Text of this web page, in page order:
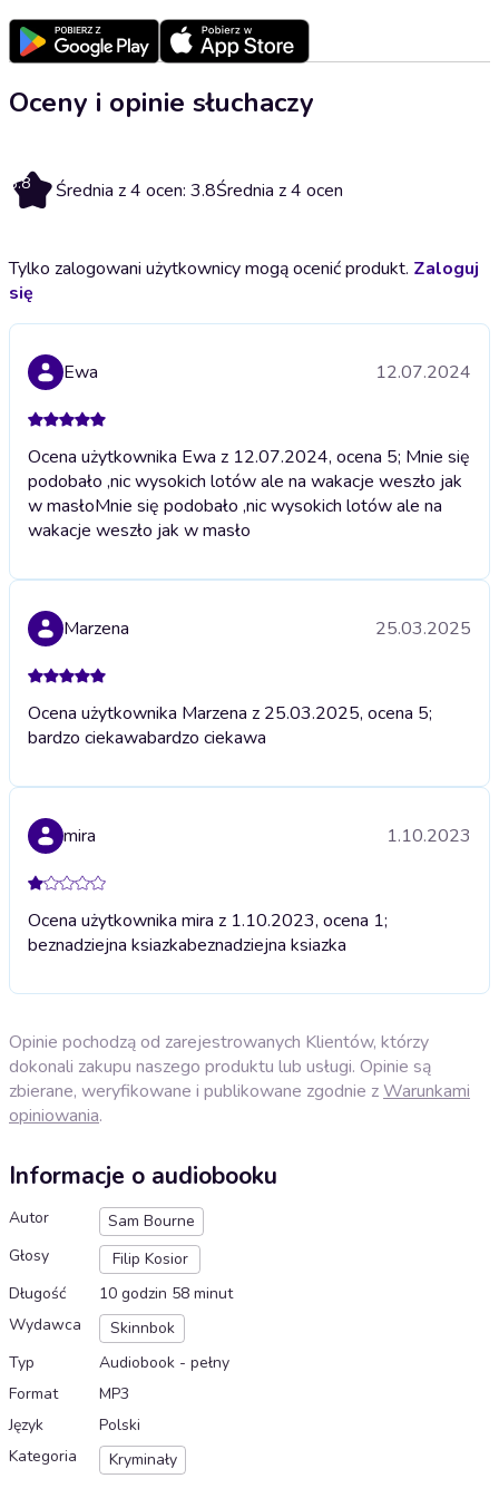
Oceny i opinie słuchaczy
3.8 Średnia z 4 ocen: 3.8Średnia z 4 ocen
Tylko zalogowani użytkownicy mogą ocenić produkt. Zaloguj
się
Ewa 12.07.2024
Ocena użytkownika Ewa z 12.07.2024, ocena 5; Mnie się
podobało ,nic wysokich lotów ale na wakacje weszło jak
w masłoMnie się podobało ,nic wysokich lotów ale na
wakacje weszło jak w masło
Marzena 25.03.2025
Ocena użytkownika Marzena z 25.03.2025, ocena 5;
bardzo ciekawabardzo ciekawa
mira 1.10.2023
Ocena użytkownika mira z 1.10.2023, ocena 1;
beznadziejna ksiazkabeznadziejna ksiazka
Opinie pochodzą od zarejestrowanych Klientów, którzy
dokonali zakupu naszego produktu lub usługi. Opinie są
zbierane, weryfikowane i publikowane zgodnie zWarunkami
opiniowania.
Informacje o audiobooku
Autor
Sam Bourne
Głosy
Filip Kosior
Długość
10 godzin 58 minut
Wydawca
Skinnbok
Typ
Audiobook - pełny
Format
MP3
Język
Polski
Kategoria
Kryminały